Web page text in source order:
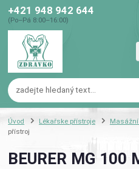
+421 948 942 644
(Po–Pá 8:00–16:00)
Úvod Lékařske přístroje
přístroj
BEURER MG